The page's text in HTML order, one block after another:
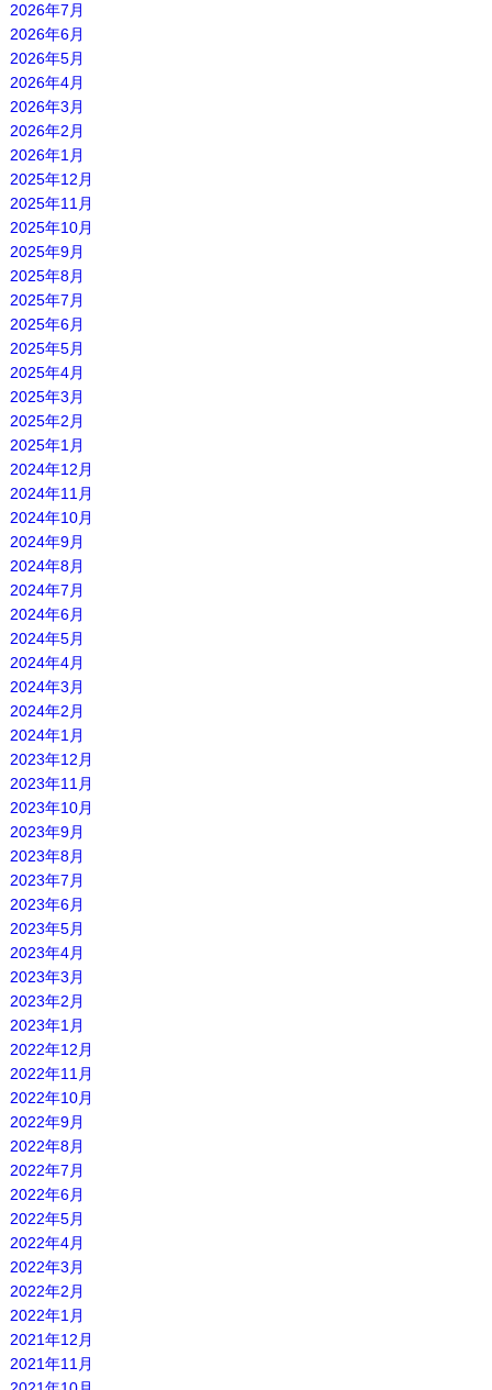
2026年7月
2026年6月
2026年5月
2026年4月
2026年3月
2026年2月
2026年1月
2025年12月
2025年11月
2025年10月
2025年9月
2025年8月
2025年7月
2025年6月
2025年5月
2025年4月
2025年3月
2025年2月
2025年1月
2024年12月
2024年11月
2024年10月
2024年9月
2024年8月
2024年7月
2024年6月
2024年5月
2024年4月
2024年3月
2024年2月
2024年1月
2023年12月
2023年11月
2023年10月
2023年9月
2023年8月
2023年7月
2023年6月
2023年5月
2023年4月
2023年3月
2023年2月
2023年1月
2022年12月
2022年11月
2022年10月
2022年9月
2022年8月
2022年7月
2022年6月
2022年5月
2022年4月
2022年3月
2022年2月
2022年1月
2021年12月
2021年11月